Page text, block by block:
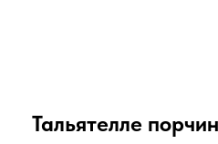
Тальятелле